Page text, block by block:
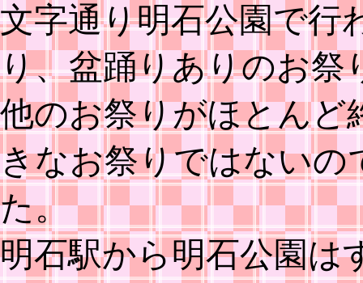
文字通り明石公園で行
り、盆踊りありのお祭
他のお祭りがほとんど
きなお祭りではないの
た。
明石駅から明石公園は